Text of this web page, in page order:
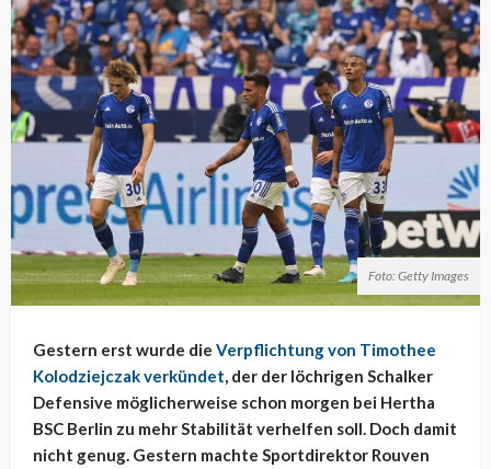
Foto: Getty Images
Gestern erst wurde die Verpflichtung von Timothee
Kolodziejczak verkündet, der der löchrigen Schalker
Defensive möglicherweise schon morgen bei Hertha
BSC Berlin zu mehr Stabilität verhelfen soll. Doch damit
nicht genug. Gestern machte Sportdirektor Rouven